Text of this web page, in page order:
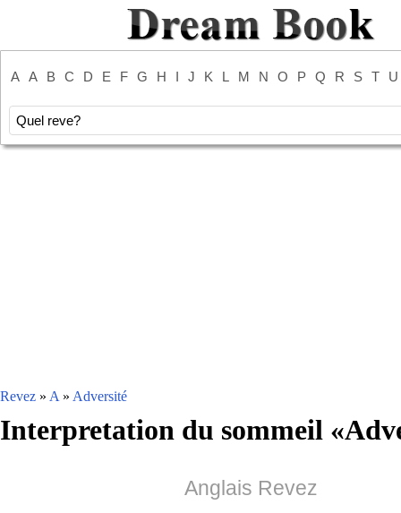
A A B C D E F G H I J K L M N O P Q R S T U
Revez » A » Adversité
Interpretation du sommeil «
Anglais Revez